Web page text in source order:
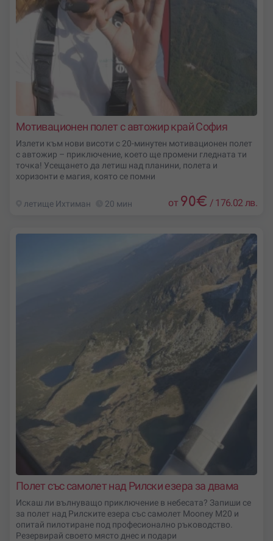
Мотивационен полет с автожир край София
Излети към нови висоти с 20-минутен мотивационен полет
с автожир – приключение, което ще промени гледната ти
точка! Усещането да летиш над планини, полета и
хоризонти е магия, която се помни
летище Ихтиман 20 мин от 90€ / 176.02 лв.
Полет със самолет над Рилски езера за двама
Искаш ли вълнуващо приключение в небесата? Запиши се
за полет над Рилските езера със самолет Mooney M20 и
опитай пилотиране под професионално ръководство.
Резервирай своето място днес и подари